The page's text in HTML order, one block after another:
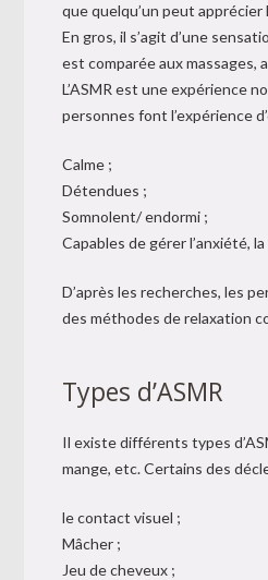
que quelqu’un peut
En gros, il s’agit d’une
est comparée aux massages,
L’ASMR est une expérience
personnes font l’expérience
Calme ;
Détendues ;
Somnolent/ endormi ;
Capables de gérer l’anxiété,
D’après les recherches, les
des méthodes de relaxation
Types d’ASMR
Il existe différents types
mange, etc. Certains des
le contact visuel ;
Mâcher ;
Jeu de cheveux ;